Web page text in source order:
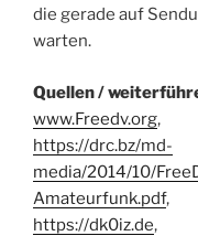
die gerade auf
warten.
Quellen /
www.Freedv.org,
https://drc.bz/md-
media/2014/10/
Amateurfunk.pdf,
https://dk0iz.de,